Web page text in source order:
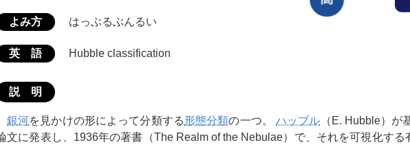
よみ方 はっぶるぶんるい
英 語 Hubble classification
説 明
銀河を見かけの形によって分類する形態分類の一つ。ハッブル （E. Hubble）が
文に発表し、1936年の著書（The Realm of the Nebulae）で、それを可視化する